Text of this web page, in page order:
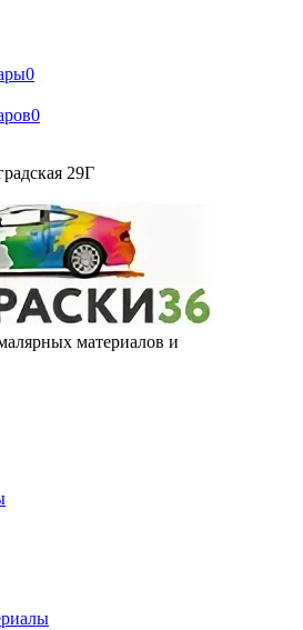
0
0
29Г
материалов и